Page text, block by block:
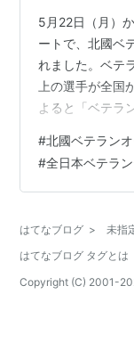
5月22日（月）
ートで、北國ベ
れました。ベテ
上の選手が全国
よると「ベテラ
日本ベテランテ
代、80代、５歳
「日本一」を決
大会のグレード
ニスの楽しさを…
#北國ベテラン
#全日本ベテラ
はてなブログ > 未指
はてなブログ タグとは
Copyright (C) 2001-